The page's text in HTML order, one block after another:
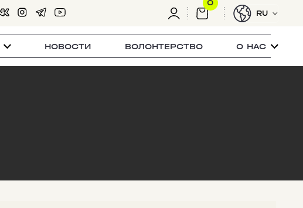
0
RU
НОВОСТИ ВОЛОНТЕРСТВО О НАС